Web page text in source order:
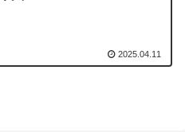
2025.04.11